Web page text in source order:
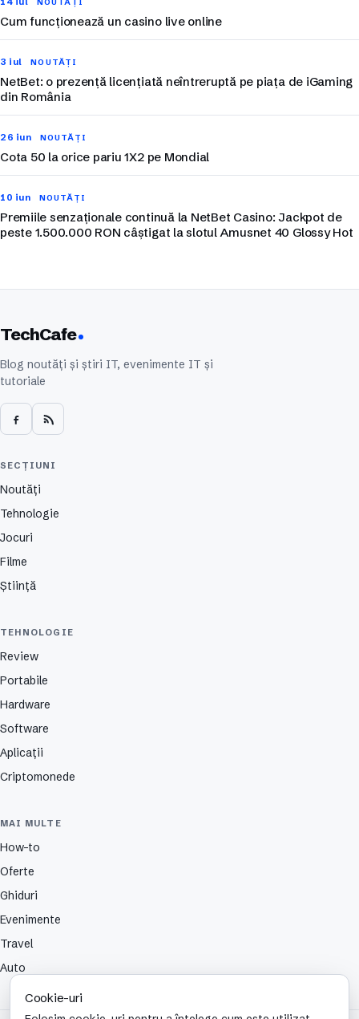
NOUTĂȚI
Cum funcționează un casino live online
3 iul NOUTĂȚI
NetBet: o prezență licențiată neîntreruptă pe piața de iGaming
din România
26 iun NOUTĂȚI
Cota 50 la orice pariu 1X2 pe Mondial
10 iun NOUTĂȚI
Premiile senzaționale continuă la NetBet Casino: Jackpot de
peste 1.500.000 RON câștigat la slotul Amusnet 40 Glossy Hot
TechCafe
Blog noutăți și știri IT, evenimente IT și
tutoriale
SECȚIUNI
Noutăți
Tehnologie
Jocuri
Filme
Știință
TEHNOLOGIE
Review
Portabile
Hardware
Software
Aplicații
Criptomonede
MAI MULTE
How-to
Oferte
Ghiduri
Evenimente
Travel
Auto
Cookie-uri